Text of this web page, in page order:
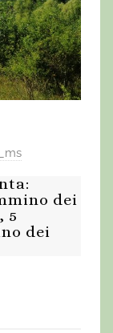
dei
5
dei